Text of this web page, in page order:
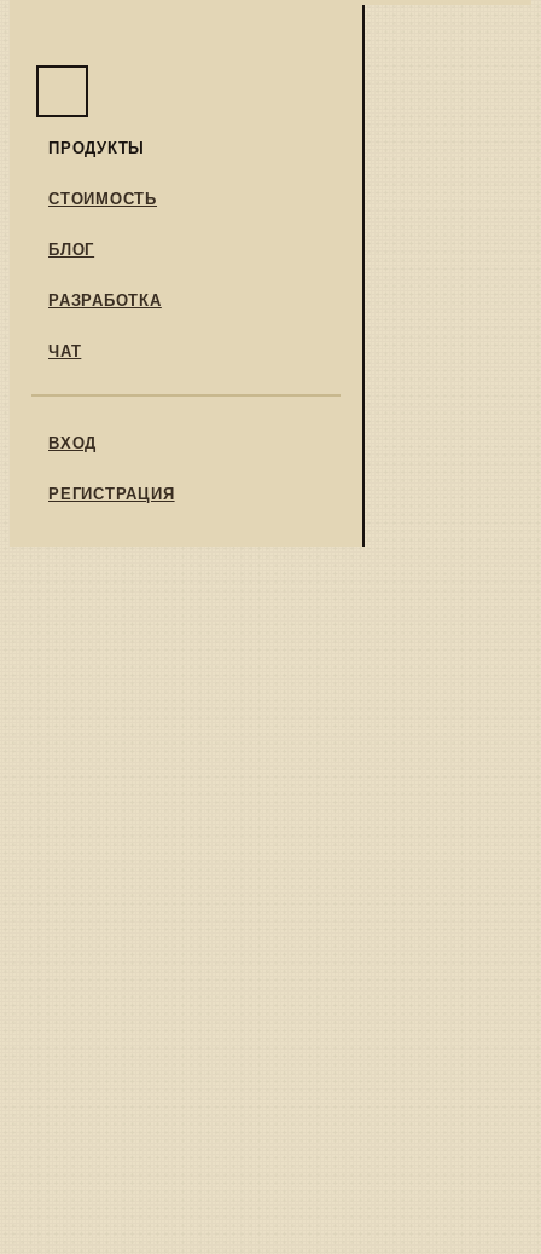
ПРОДУКТЫ
СТОИМОСТЬ
БЛОГ
РАЗРАБОТКА
ЧАТ
ВХОД
РЕГИСТРАЦИЯ